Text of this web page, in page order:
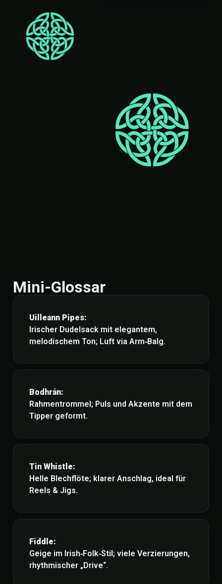
Mini-Glossar
Uilleann Pipes:
Irischer Dudelsack mit elegantem,
melodischem Ton; Luft via Arm‑Balg.
Bodhrán:
Rahmentrommel; Puls und Akzente mit dem
Tipper geformt.
Tin Whistle:
Helle Blechflöte; klarer Anschlag, ideal für
Reels & Jigs.
Fiddle:
Geige im Irish‑Folk‑Stil; viele Verzierungen,
rhythmischer „Drive“.